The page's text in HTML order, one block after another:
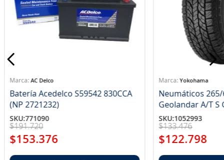
AC Delco
Batería Acedelco S59542 830CCA
(NP 2721232)
SKU:771090
$191.720
$153.376
Yokohama
Neumáticos 265/
SKU:1052993
$133.476
$122.798